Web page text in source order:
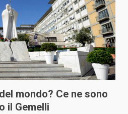
mondo? Ce ne sono
il Gemelli